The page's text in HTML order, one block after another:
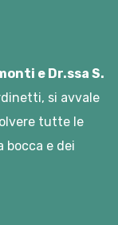
e Dr.ssa S.
si avvale
tutte le
bocca e dei